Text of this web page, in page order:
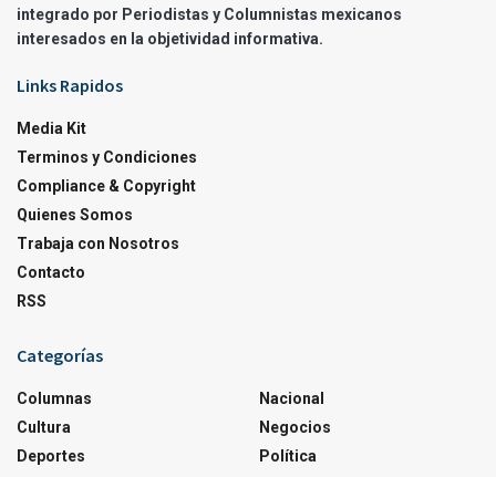
integrado por Periodistas y Columnistas mexicanos
interesados en la objetividad informativa.
Links Rapidos
Media Kit
Terminos y Condiciones
Compliance & Copyright
Quienes Somos
Trabaja con Nosotros
Contacto
RSS
Categorías
Columnas
Cultura
Deportes
Nacional
Negocios
Política